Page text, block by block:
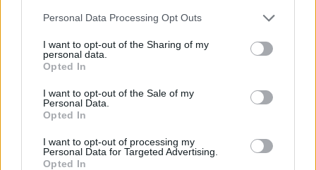
Please note that this website/app uses one or more Google
not limited to your visit or usage behaviour. You may click to
grant or deny consent to Google and its third-party tags to
use your data for below specified purposes in below Google
consent section.
Personal Data Processing Opt Outs
I want to opt-out of the Sharing of my
personal data.
Opted In
I want to opt-out of the Sale of my
Personal Data.
Opted In
I want to opt-out of processing my
Personal Data for Targeted Advertising.
Opted In
Mario Malu
Martina Agostina Diturco